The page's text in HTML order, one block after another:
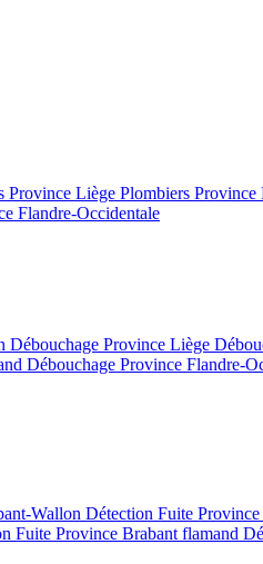
Province Liège Plombiers
Flandre-Occidentale
Débouchage Province Liège
Débouchage Province Flandre-
Wallon Détection Fuite
Fuite Province Brabant flamand